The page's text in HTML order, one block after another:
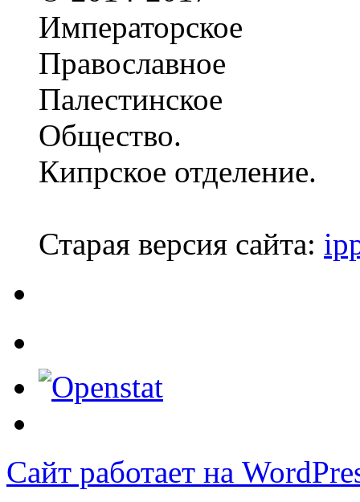
Императорское
Православное
Палестинское
Общество.
Кипрское отделение.
Старая версия сайта:
Сайт работает на